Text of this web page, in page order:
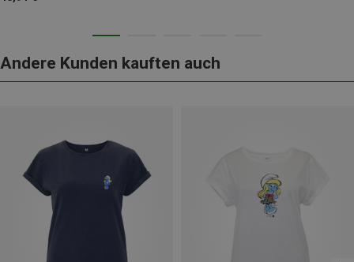
Andere Kunden kauften auch